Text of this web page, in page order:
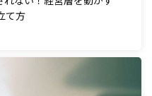
て方